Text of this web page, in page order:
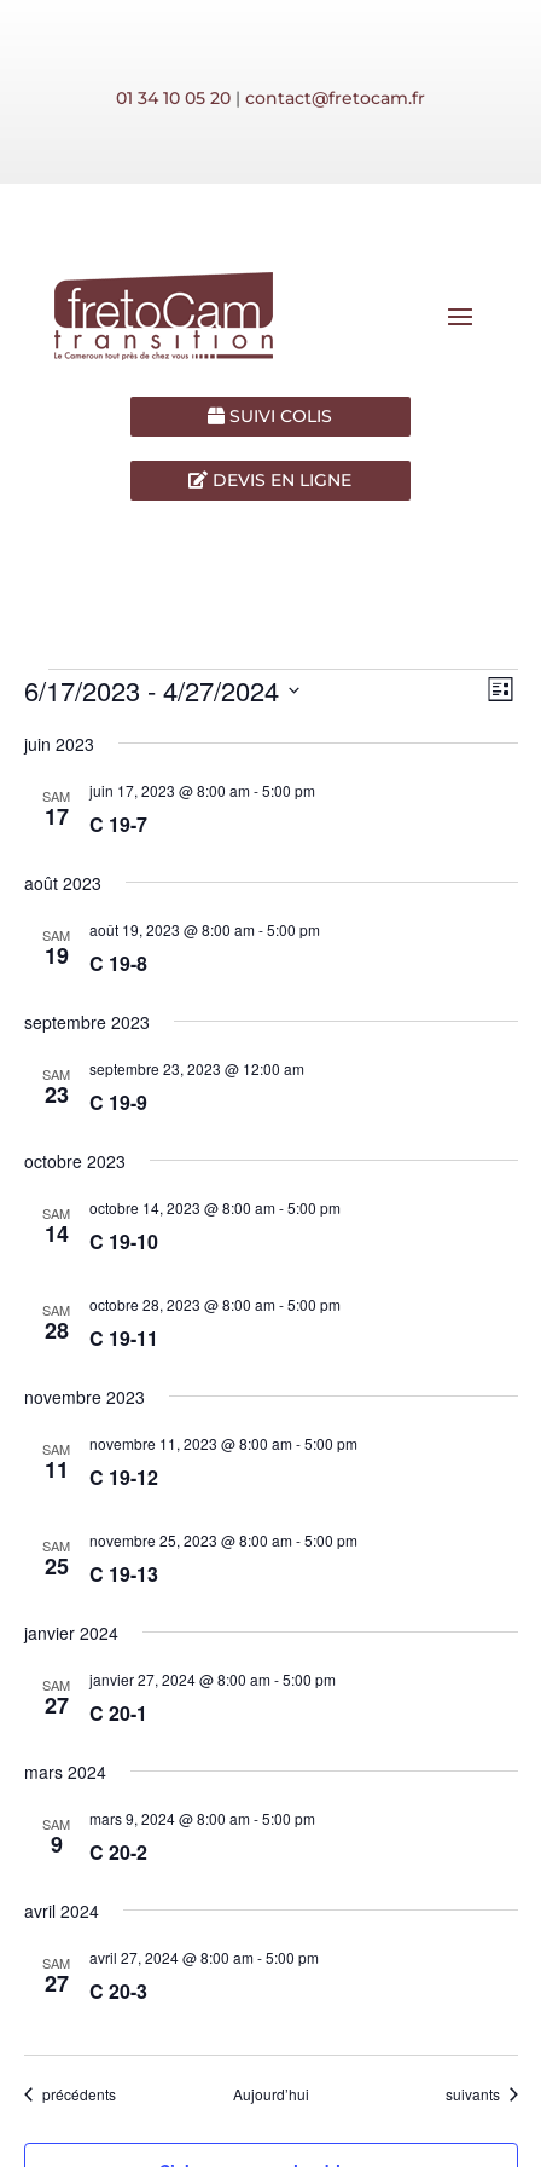
01 34 10 05 20| contact@fretocam.fr
SUIVI COLIS
DEVIS EN LIGNE
Évènements
de
Liste
6/17/2023 - 4/27/2024
une
juin 2023
SAM
17 C 19-7
juin 17, 2023 @ 8:00 am-5:00 pm
août 2023
SAM
19 C 19-8
août 19, 2023 @ 8:00 am-5:00 pm
septembre 2023
SAM
23 C 19-9
septembre 23, 2023 @ 12:00 am
octobre 2023
SAM
14 C 19-10
octobre 14, 2023 @ 8:00 am-5:00 pm
SAM
28 C 19-11
octobre 28, 2023 @ 8:00 am-5:00 pm
novembre 2023
SAM
11 C 19-12
novembre 11, 2023 @ 8:00 am-5:00 pm
SAM
25 C 19-13
novembre 25, 2023 @ 8:00 am-5:00 pm
janvier 2024
SAM
27 C 20-1
janvier 27, 2024 @ 8:00 am-5:00 pm
mars 2024
SAM
9 C 20-2
mars 9, 2024 @ 8:00 am-5:00 pm
avril 2024
SAM
27 C 20-3
avril 27, 2024 @ 8:00 am-5:00 pm
Évènements
précédents Aujourd’hui Évènements
suivants